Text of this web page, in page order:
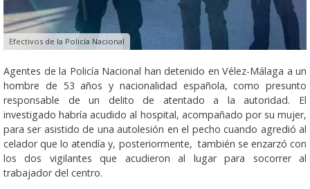
Efectivos de la Policía Nacional
Agentes de la Policía Nacional han detenido en Vélez-Málaga a un
hombre de 53 años y nacionalidad española, como presunto
responsable de un delito de atentado a la autoridad. El
investigado habría acudido al hospital, acompañado por su mujer,
para ser asistido de una autolesión en el pecho cuando agredió al
celador que lo atendía y, posteriormente, también se enzarzó con
los dos vigilantes que acudieron al lugar para socorrer al
trabajador del centro.